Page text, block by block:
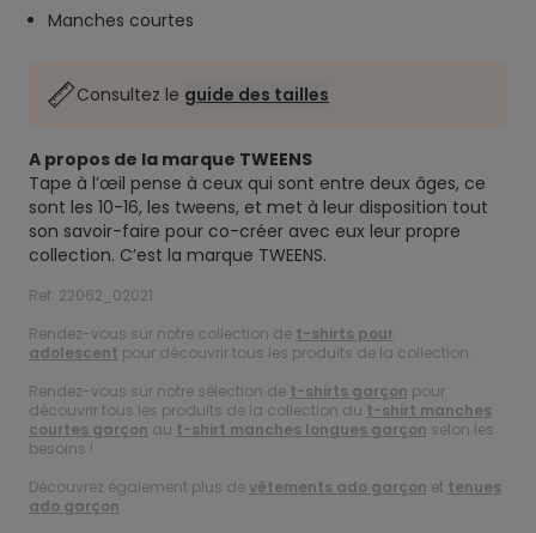
Manches courtes
Consultez le guide des tailles
A propos de la marque TWEENS
Tape à l’œil pense à ceux qui sont entre deux âges, ce
sont les 10-16, les tweens, et met à leur disposition tout
son savoir-faire pour co-créer avec eux leur propre
collection. C’est la marque TWEENS.
Ref. 22062_02021
Rendez-vous sur notre collection de t-shirts pour
adolescent pour découvrir tous les produits de la collection.
Rendez-vous sur notre sélection de t-shirts garçon pour
découvrir tous les produits de la collection du t-shirt manches
courtes garçon au t-shirt manches longues garçon selon les
besoins !
Découvrez également plus devêtements ado garçon et tenues
ado garçon.